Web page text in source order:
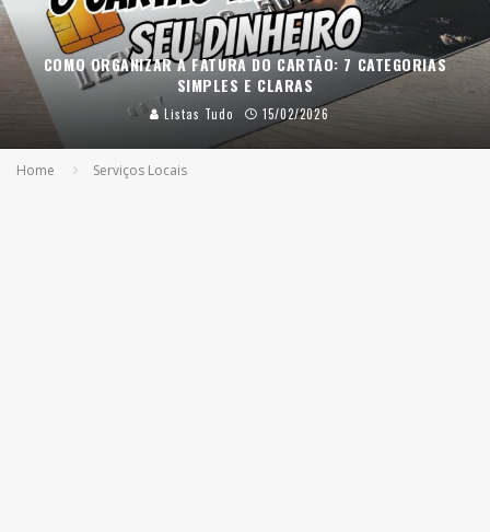
COMO ORGANIZAR A FATURA DO CARTÃO: 7 CATEGORIAS
SIMPLES E CLARAS
Listas Tudo 15/02/2026
Home Serviços Locais